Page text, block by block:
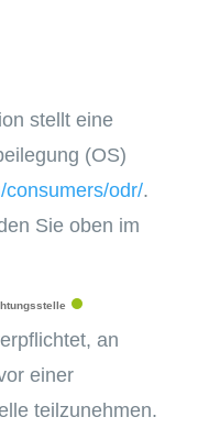
stellt eine
(OS)
consumers/odr/.
Sie oben im
an
einer
teilzunehmen.